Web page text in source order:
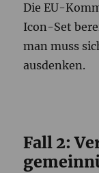
Die EU-
Icon-Set
man muss
ausdenken.
Fall 2: